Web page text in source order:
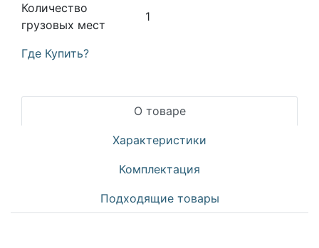
Количество
грузовых мест
1
Где Купить?
О товаре
Характеристики
Комплектация
Подходящие товары